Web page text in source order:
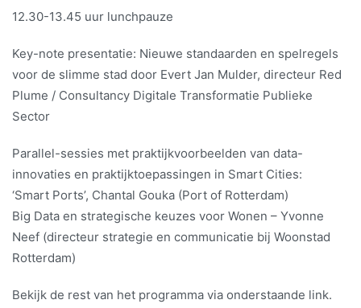
12.30-13.45 uur lunchpauze
Key-note presentatie: Nieuwe standaarden en spelregels
voor de slimme stad door Evert Jan Mulder, directeur Red
Plume / Consultancy Digitale Transformatie Publieke
Sector
​Parallel-sessies met praktijkvoorbeelden van data-
innovaties en praktijktoepassingen in Smart Cities:
‘Smart Ports’, Chantal Gouka (Port of Rotterdam)
Big Data en strategische keuzes voor Wonen – Yvonne
Neef (directeur strategie en communicatie bij Woonstad
Rotterdam)
Bekijk de rest van het programma via onderstaande link.